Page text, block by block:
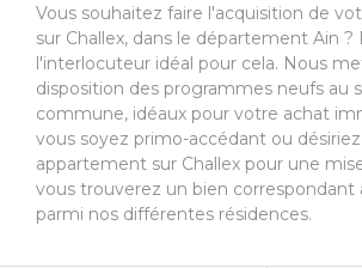
Vous souhaitez faire l'acquisition de
sur Challex, dans le département Ain
l'interlocuteur idéal pour cela. Nous
disposition des programmes neufs au
commune, idéaux pour votre achat
vous soyez primo-accédant ou
appartement sur Challex pour une
vous trouverez un bien correspondant
parmi nos différentes résidences.